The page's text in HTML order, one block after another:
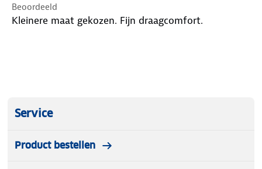
Beoordeeld
Kleinere maat gekozen. Fijn draagcomfort.
Service
Product bestellen